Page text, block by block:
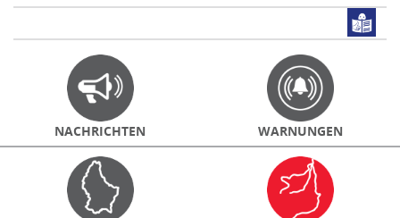
NACHRICHTEN WARNUNGEN